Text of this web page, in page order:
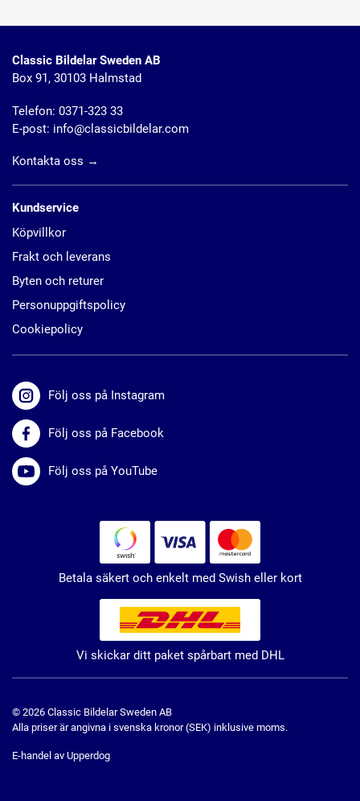
Classic Bildelar Sweden AB
Box 91, 30103 Halmstad
Telefon: 0371-323 33
E-post: info@classicbildelar.com
Kontakta oss →
Kundservice
Köpvillkor
Frakt och leverans
Byten och returer
Personuppgiftspolicy
Cookiepolicy
Följ oss på Instagram
Följ oss på Facebook
Följ oss på YouTube
Betala säkert och enkelt med Swish eller kort
Vi skickar ditt paket spårbart med DHL
© 2026 Classic Bildelar Sweden AB
Alla priser är angivna i svenska kronor (SEK) inklusive moms.
E-handel av Upperdog